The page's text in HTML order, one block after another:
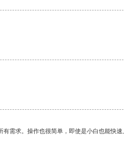
需求。操作也很简单，即使是小白也能快速